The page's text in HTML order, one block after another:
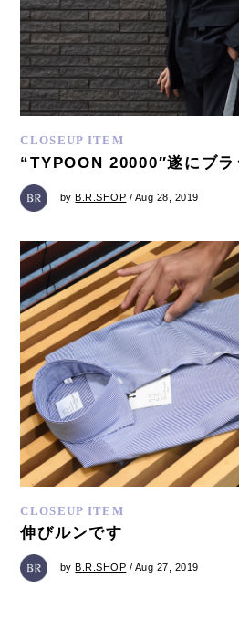
CLOSEUP ITEM
“TYPOON 20000″遂にブラ
byB.R.SHOP / Aug 28, 2019
CLOSEUP ITEM
伸びルンです
byB.R.SHOP / Aug 27, 2019